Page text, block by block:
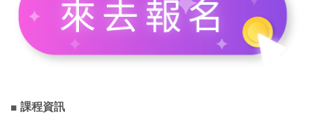
■ 課程資訊